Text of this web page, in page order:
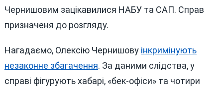
Чернишовим зацікавилися НАБУ та САП. Справ
призначеня до розгляду.
Нагадаємо, Олексію Чернишову інкримінують
незаконне збагачення. За даними слідства, у
справі фігурують хабарі, «бек-офіси» та чотири